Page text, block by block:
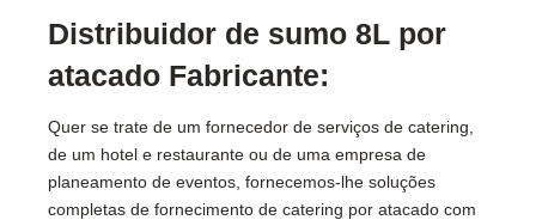
Distribuidor de sumo 8L por
atacado Fabricante:
Quer se trate de um fornecedor de serviços de catering,
de um hotel e restaurante ou de uma empresa de
planeamento de eventos, fornecemos-lhe soluções
completas de fornecimento de catering por atacado com